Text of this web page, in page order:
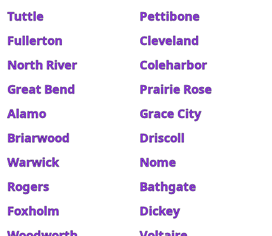
Tuttle
Pettibone
Fullerton
Cleveland
North River
Coleharbor
Great Bend
Prairie Rose
Alamo
Grace City
Briarwood
Driscoll
Warwick
Nome
Rogers
Bathgate
Foxholm
Dickey